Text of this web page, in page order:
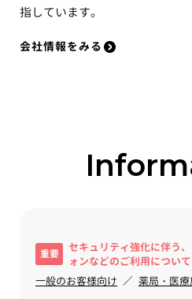
指しています。
会社情報をみる
重要
セキュリティ強化に伴う
ォンなどのご利用について
一般のお客様向け ／ 薬局・医